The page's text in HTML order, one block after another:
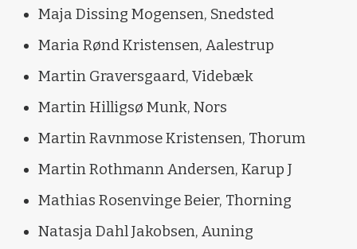
Maja Dissing Mogensen, Snedsted
Maria Rønd Kristensen, Aalestrup
Martin Graversgaard, Videbæk
Martin Hilligsø Munk, Nors
Martin Ravnmose Kristensen, Thorum
Martin Rothmann Andersen, Karup J
Mathias Rosenvinge Beier, Thorning
Natasja Dahl Jakobsen, Auning